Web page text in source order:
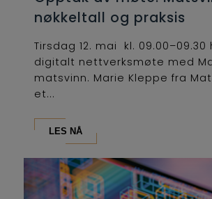
nøkkeltall og praksis
Tirsdag 12. mai kl.
digitalt nettverksmøte med
matsvinn. Marie Kleppe fra
et...
LES NÅ